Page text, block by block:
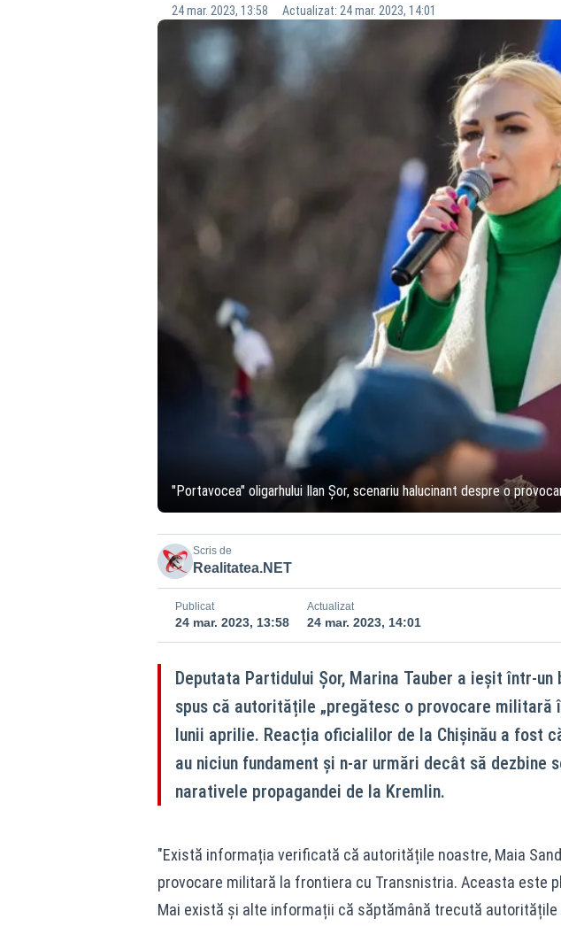
24 mar. 2023, 13:58 Actualizat: 24 mar. 2023, 14:01
"Portavocea" oligarhului Ilan Șor, scenariu halucinant despre o
Scris de
Realitatea.NET
Publicat
24 mar. 2023, 13:58
Actualizat
24 mar. 2023, 14:01
Deputata Partidului Șor, Marina Tauber a ieșit într-
spus că autoritățile „pregătesc o provocare militară
lunii aprilie. Reacția oficialilor de la Chișinău a fost
au niciun fundament și n-ar urmări decât să dezbine
narativele propagandei de la Kremlin.
"Există informația verificată că autoritățile noastre, Maia
provocare militară la frontiera cu Transnistria. Aceasta este
Mai există și alte informații că săptămână trecută autoritățile